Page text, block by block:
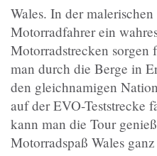
Wales. In der
Motorradfahrer ein
Motorradstrecken sorgen
man durch die Berge in
den gleichnamigen
auf der EVO-Teststrecke
kann man die Tour
Motorradspaß Wales